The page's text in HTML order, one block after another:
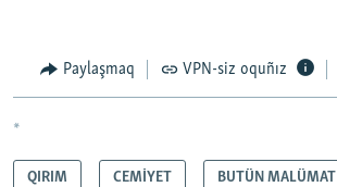
Paylaşmaq VPN-siz oquñız
*
QIRIM CEMİYET BUTÜN MALÜMAT